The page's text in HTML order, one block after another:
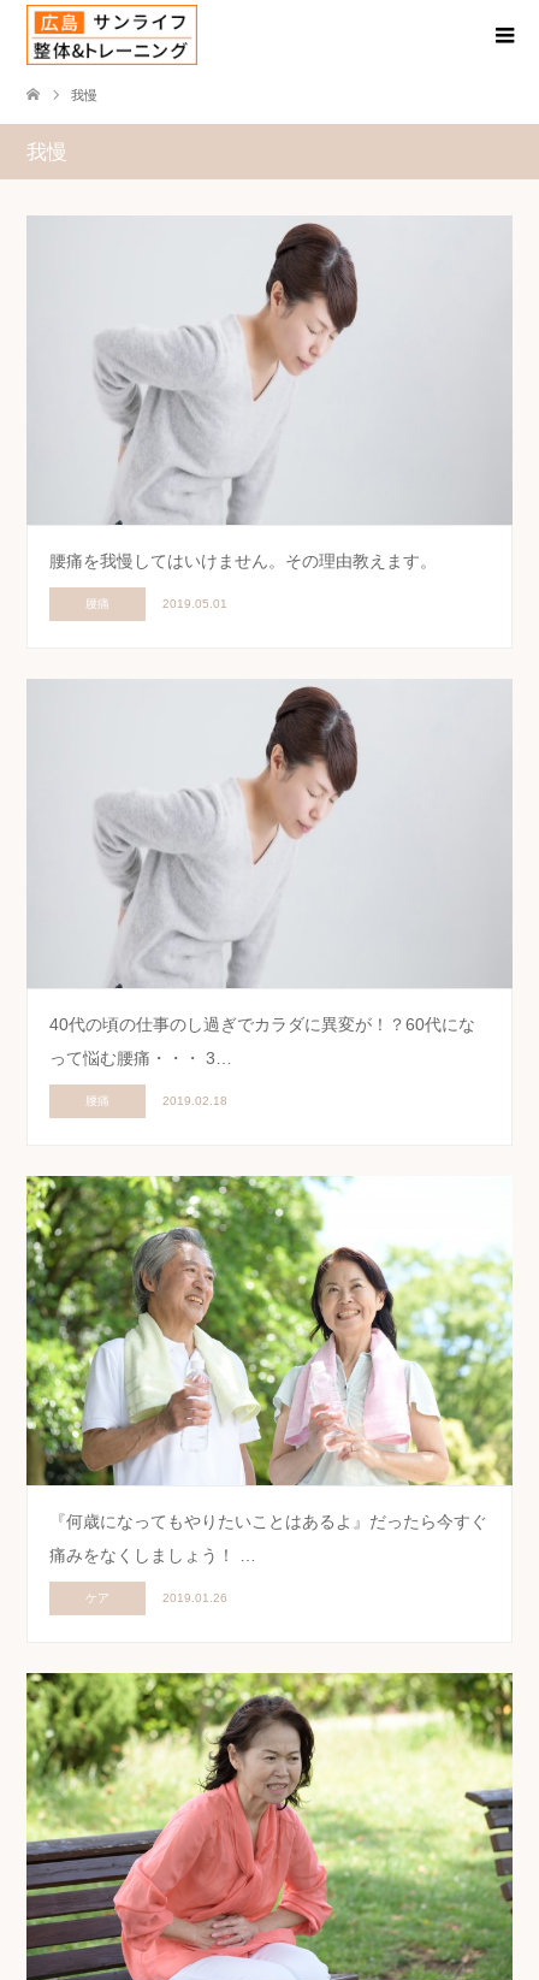
我慢
我慢
腰痛を我慢してはいけません。その理由教えます。
腰痛 2019.05.01
40代の頃の仕事のし過ぎでカラダに異変が！？60代にな
って悩む腰痛・・・ 3…
腰痛 2019.02.18
『何歳になってもやりたいことはあるよ』だったら今すぐ
痛みをなくしましょう！ …
ケア 2019.01.26